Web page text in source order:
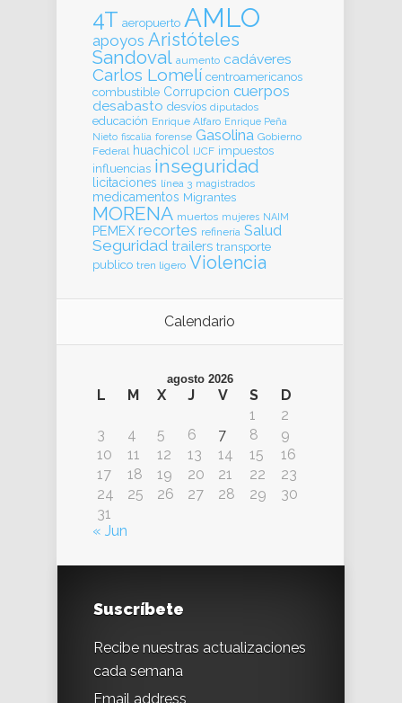
4T aeropuerto AMLO
apoyos Aristóteles
Sandoval aumento cadáveres
Carlos Lomelí centroamericanos
combustible Corrupcion cuerpos
desabasto desvíos diputados
educación Enrique Alfaro Enrique Peña
Nieto fiscalia forense Gasolina Gobierno
Federal huachicol IJCF impuestos
influencias inseguridad
licitaciones línea 3 magistrados
medicamentos Migrantes
MORENA muertos mujeres NAIM
PEMEX recortes refinería Salud
Seguridad trailers transporte
publico tren ligero Violencia
Calendario
agosto 2026
L M X J V S
D
1
2
3
4 5 6 7 8
9
10
11 12 13 14 15
16
17
18 19 20 21 22
23
24
25 26 27 28 29
30
31
« Jun
Suscríbete
Recibe nuestras actualizaciones
cada semana
Email address